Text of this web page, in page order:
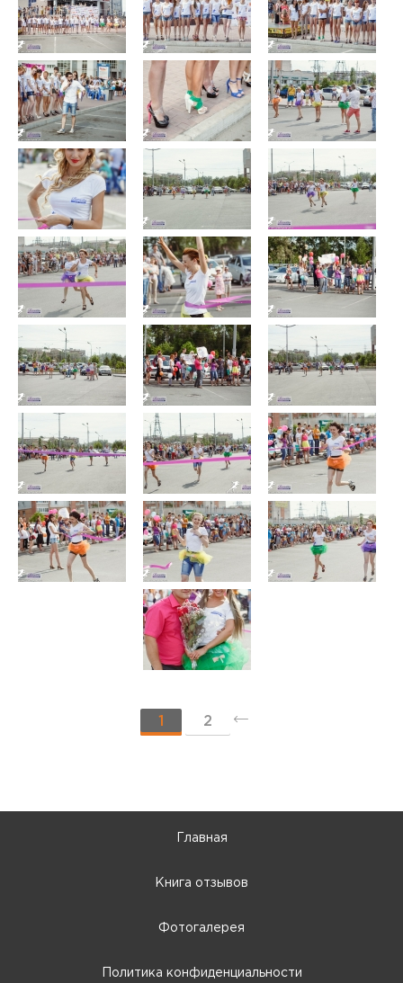
1 2
Главная
Книга отзывов
Фотогалерея
Политика конфиденциальности